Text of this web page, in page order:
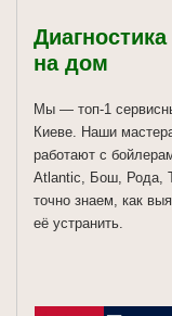
на дом
Мы — топ-1
Киеве. Наши
работают с
Atlantic, Бош, Рода,
точно знаем, как
её устранить.